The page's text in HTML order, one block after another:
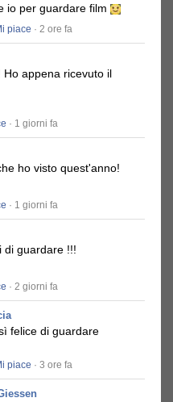
io per guardare film
piace · 2 ore fa
Ho appena ricevuto il
· 1 giorni fa
ho visto quest'anno!
· 1 giorni fa
di guardare !!!
· 2 giorni fa
felice di guardare
piace · 3 ore fa